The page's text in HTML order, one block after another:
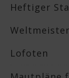
Heftiger
Lofoten